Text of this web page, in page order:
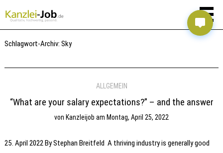
Schlagwort-Archiv:Sky
ALLGEMEIN
“What are your salary expectations?” – and the answer
von Kanzleijob am Montag, April 25, 2022
25. April 2022 By Stephan Breitfeld A thriving industry is generally good